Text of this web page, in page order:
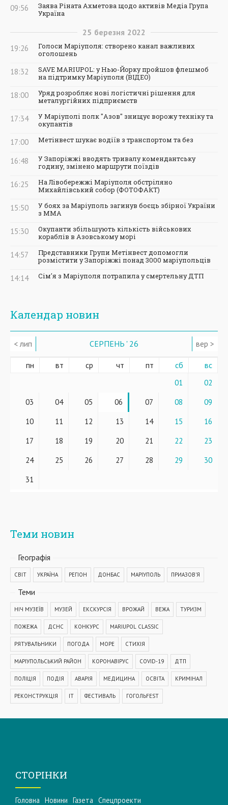
09:56
Заява Ріната Ахметова щодо активів Медіа Група
Україна
25 березня 2022
19:26
Голоси Маріуполя: створено канал важливих
оголошень
18:32
SAVE MARIUPOL: у Нью-Йорку пройшов флешмоб
на підтримку Маріуполя (ВІДЕО)
18:00
Уряд розробляє нові логістичні рішення для
металургійних підприємств
17:34
У Маріуполі полк "Азов" знищує ворожу техніку та
окупантів
17:00 Метінвест шукає водіїв з транспортом та без
16:48
У Запоріжжі вводять тривалу комендантську
годину, змінено маршрути поїздів
16:25
На Лівобережжі Маріуполя обстріляно
Михайлівський собор (ФОТОФАКТ)
15:50
У боях за Маріуполь загинув боєць збірної України
з ММА
15:30
Окупанти збільшують кількість військових
кораблів в Азовському морі
14:57
Представники Групи Метінвест допомогли
розмістити у Запоріжжі понад 3000 маріупольців
14:14 Сім'я з Маріуполя потрапила у смертельну ДТП
Календар новин
< лип СЕРПЕНЬ ' 26 вер >
пн вт ср чт пт сб вс
01
02
03
04 05 06 07 08
09
10
11 12 13 14 15
16
17
18 19 20 21 22
23
24
25 26 27 28 29
30
31
Теми новин
Географiя
СВІТ УКРАЇНА РЕГІОН ДОНБАС МАРІУПОЛЬ ПРИАЗОВ'Я
Теми
НІЧ МУЗЕЇВ МУЗЕЙ ЕКСКУРСІЯ ВРОЖАЙ ВЕЖА ТУРИЗМ
ПОЖЕЖА ДСНС КОНКУРС MARIUPOL CLASSIC
РЯТУВАЛЬНИКИ ПОГОДА МОРЕ СТИХІЯ
МАРІУПОЛЬСЬКИЙ РАЙОН КОРОНАВІРУС COVID-19 ДТП
ПОЛІЦІЯ ПОДІЯ АВАРІЯ МЕДИЦИНА ОСВІТА КРИМІНАЛ
РЕКОНСТРУКЦІЯ IT ФЕСТИВАЛЬ ГОГОЛЬFEST
НАБЕРЕЖНА ПРЕМ'ЄРА УРЯД ВАКЦИНАЦІЯ
СТОРІНКИ
Головна Новини Газета Спецпроекти